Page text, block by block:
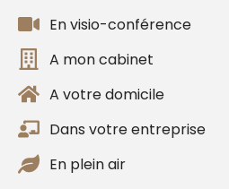
En visio-conférence
A mon cabinet
A votre domicile
Dans votre entreprise
En plein air